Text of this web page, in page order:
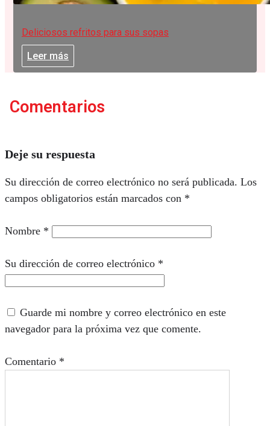
Deliciosos refritos para sus sopas
Leer más
Comentarios
Deje su respuesta
Su dirección de correo electrónico no será publicada. Los
campos obligatorios están marcados con *
Nombre *
Su dirección de correo electrónico *
Guarde mi nombre y correo electrónico en este
navegador para la próxima vez que comente.
Comentario *